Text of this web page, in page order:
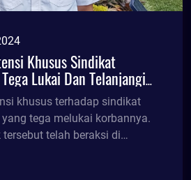
Khusus Sindikat
Lukai Dan Telanjangi
khusus terhadap sindikat
tega melukai korbannya.
telah beraksi di
kali di Dusun Cumedak,